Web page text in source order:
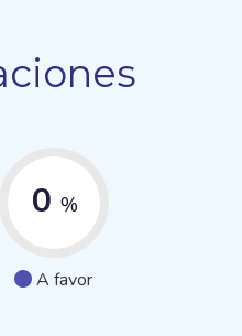
0 %
A favor